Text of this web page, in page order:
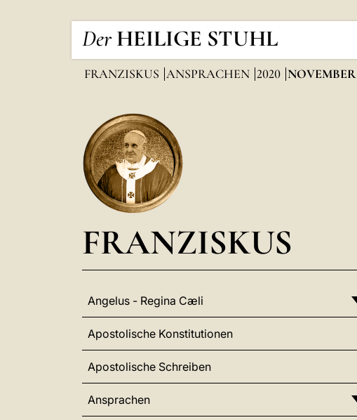
Der HEILIGE STUHL
FRANZISKUS ANSPRACHEN 2020 NOVEMBER
FRANZISKUS
Angelus - Regina Cæli
Apostolische Konstitutionen
Apostolische Schreiben
Ansprachen